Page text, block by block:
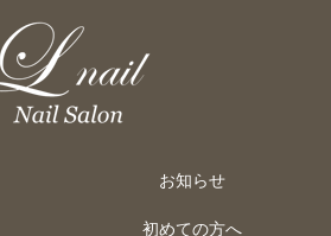
お知らせ
初めての方へ